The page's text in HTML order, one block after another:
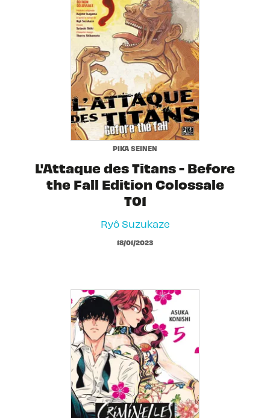
PIKA SEINEN
L'Attaque des Titans - Before
the Fall Edition Colossale
T01
Ryô Suzukaze
18/01/2023